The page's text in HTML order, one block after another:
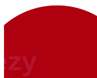
Vecteurs